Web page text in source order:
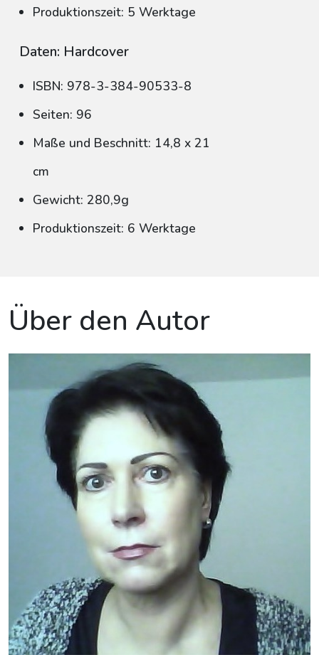
Produktionszeit: 5 Werktage
Daten: Hardcover
ISBN: 978-3-384-90533-8
Seiten: 96
Maße und Beschnitt: 14,8 x 21
cm
Gewicht: 280,9g
Produktionszeit: 6 Werktage
Über den Autor